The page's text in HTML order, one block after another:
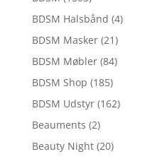
BDSM Halsbånd (4)
BDSM Masker (21)
BDSM Møbler (84)
BDSM Shop (185)
BDSM Udstyr (162)
Beauments (2)
Beauty Night (20)